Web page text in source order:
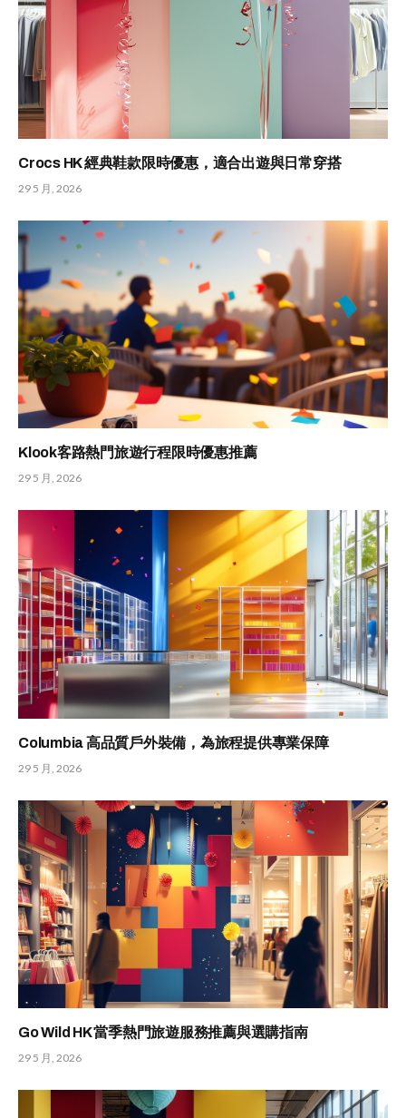
Crocs HK 經典鞋款限時優惠，適合出遊與日常穿搭
29 5 月, 2026
Klook客路熱門旅遊行程限時優惠推薦
29 5 月, 2026
Columbia 高品質戶外裝備，為旅程提供專業保障
29 5 月, 2026
Go Wild HK 當季熱門旅遊服務推薦與選購指南
29 5 月, 2026